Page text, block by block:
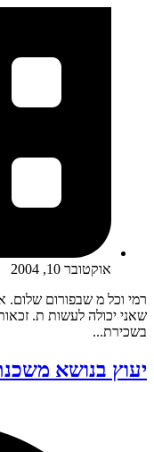
אוקטובר 10, 2004
רמי וכל מ שבפורום שלום.
שאני יכולה לעשות ת.
בשכירת...
יעוץ בנושא